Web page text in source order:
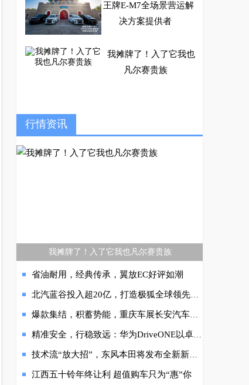
王牌E-M7全场景营运解
决方案提供者
我摊牌了！入了它我也
凡尔赛贵族
局高端传动市场 联合研
发高性能8挡变速箱
行情资讯
我摊牌了！入了它我也凡尔赛贵族
省油耐用，经典传承，翼放EC好评如潮
北汽蓝谷投入超20亿，打造极狐全球领先的整车验证中心
爆款集结，积蓄势能，重庆车展长安汽车释放转型全域进阶
精准安全，行稳致远：华为DriveONE以卓越实力护航新能源车队成功进藏
技术流“放大招”，东风本田将发布全新新能源汽车品牌！
江西五十铃年终让利 超值购车只为“惠”你